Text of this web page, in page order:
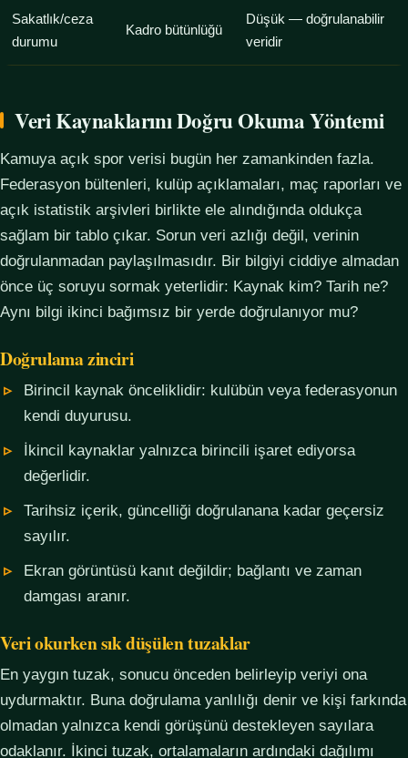
Sakatlık/ceza
durumu
Kadro bütünlüğü
Düşük — doğrulanabilir
veridir
Veri Kaynaklarını Doğru Okuma Yöntemi
Kamuya açık spor verisi bugün her zamankinden fazla.
Federasyon bültenleri, kulüp açıklamaları, maç raporları ve
açık istatistik arşivleri birlikte ele alındığında oldukça
sağlam bir tablo çıkar. Sorun veri azlığı değil, verinin
doğrulanmadan paylaşılmasıdır. Bir bilgiyi ciddiye almadan
önce üç soruyu sormak yeterlidir: Kaynak kim? Tarih ne?
Aynı bilgi ikinci bağımsız bir yerde doğrulanıyor mu?
Doğrulama zinciri
Birincil kaynak önceliklidir: kulübün veya federasyonun
kendi duyurusu.
İkincil kaynaklar yalnızca birincili işaret ediyorsa
değerlidir.
Tarihsiz içerik, güncelliği doğrulanana kadar geçersiz
sayılır.
Ekran görüntüsü kanıt değildir; bağlantı ve zaman
damgası aranır.
Veri okurken sık düşülen tuzaklar
En yaygın tuzak, sonucu önceden belirleyip veriyi ona
uydurmaktır. Buna doğrulama yanlılığı denir ve kişi farkında
olmadan yalnızca kendi görüşünü destekleyen sayılara
odaklanır. İkinci tuzak, ortalamaların ardındaki dağılımı